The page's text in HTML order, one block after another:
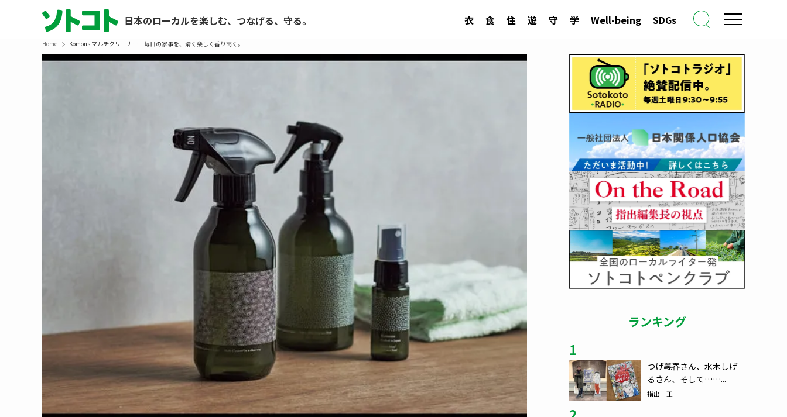
日本のローカルを楽しむ、つなげる、守る。 衣 食 住 遊 守 学 Well-being SDGs
Home Komons マルチクリーナー 毎日の家事を、清く楽しく香り高く。
ランキング
1
つげ義春さん、水木しげ
るさん、そして……...
指出一正